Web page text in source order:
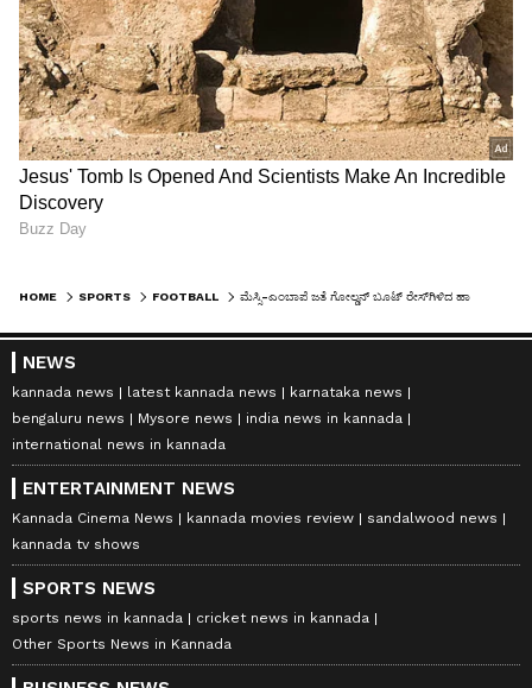
HOME SPORTS FOOTBALL
NEWS
kannada news latest kannada news
karnataka news
bengaluru news
Mysore news
india news in kannada
international news in kannada
ENTERTAINMENT NEWS
Kannada Cinema News kannada movies review
sandalwood news
kannada tv shows
SPORTS NEWS
sports news in kannada
cricket news in kannada
Other Sports News in Kannada